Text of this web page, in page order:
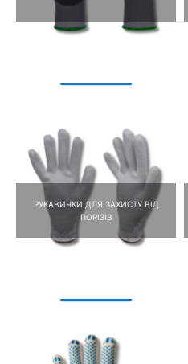
РУКАВИЧКИ ДЛЯ ЗАХИСТУ ВІД
ПОРІЗІВ